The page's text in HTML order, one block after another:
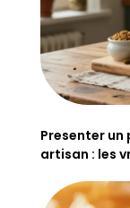
Presenter
artisan : les